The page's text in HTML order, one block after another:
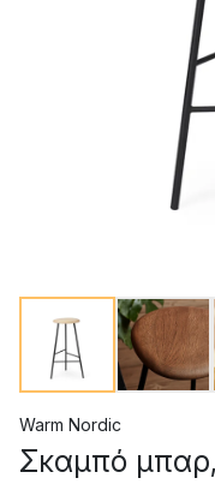
Warm Nordic
Σκαμπό